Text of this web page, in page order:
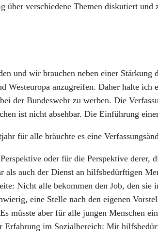
über ver­schie­de­ne The­men dis­ku­tiert
und wir brau­chen neben einer
West­eu­ro­pa anzu­grei­fen. Daher hal­te
der Bun­des­wehr zu wer­ben. Die
ist nicht abseh­bar. Die Ein­füh­rung
für alle bräuch­te es eine
oder für die Per­spek­ti­ve
als auch der Dienst an hilfs­be­dürf­ti­gen
Nicht alle bekom­men den Job, den
eine Stel­le nach den eige­nen
müss­te aber für alle jun­gen Men­schen
im Sozi­al­be­reich: Mit